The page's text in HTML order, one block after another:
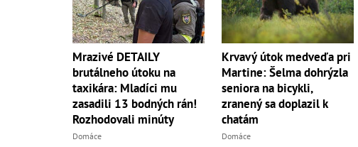
Mrazivé DETAILY
brutálneho útoku na
taxikára: Mladíci mu
zasadili 13 bodných rán!
Rozhodovali minúty
Domáce
Krvavý útok medveďa pri
Martine: Šelma dohrýzla
seniora na bicykli,
zranený sa doplazil k
chatám
Domáce